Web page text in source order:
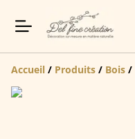
Accueil / Produits / Bois /